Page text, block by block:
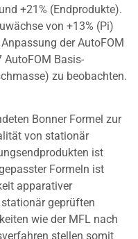
+21% (Endprodukte).
von +13% (Pi)
der AutoFOM
AutoFOM Basis-
zu beobachten.
Bonner Formel zur
von stationär
ist
Formeln ist
apparativer
geprüften
wie der MFL nach
stellen somit